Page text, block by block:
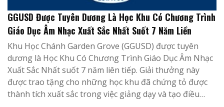
GGUSD Được Tuyên Dương Là Học Khu Có Chương Trình
Giáo Dục Âm Nhạc Xuất Sắc Nhất Suốt 7 Năm Liền
Khu Học Chánh Garden Grove (GGUSD) được tuyên
dương là Học Khu Có Chương Trình Giáo Dục Âm Nhạc
Xuất Sắc Nhất suốt 7 năm liên tiếp. Giải thưởng này
được trao tặng cho những học khu đã chứng tỏ được
thành tích xuất sắc trong việc giảng dạy và tạo điều…